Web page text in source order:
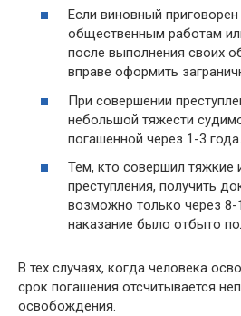
Если виновный
общественным работам
после выполнения своих
вправе оформить
При совершении
небольшой тяжести
погашенной через 1-3 года.
Тем, кто совершил тяжкие
преступления, получить
возможно только через 8-
наказание было отбыто
В тех случаях, когда человека
срок погашения отсчитывается
освобождения.